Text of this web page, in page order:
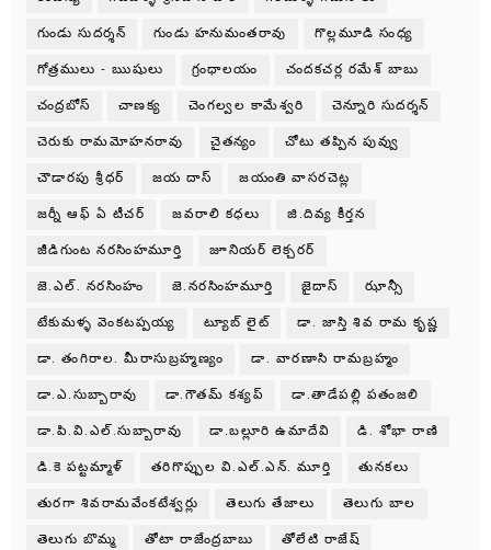
గుండు సుదర్శన్ గుండు హనుమంతరావు గొల్లమూడి సంధ్య
గోత్రములు - ఋషులు గ్రంధాలయం చందకచర్ల రమేశ్ బాబు
చంద్రబోస్ చాణక్య చెంగల్వల కామేశ్వరి చెన్నూరి సుదర్శన్
చెరుకు రామమోహనరావు చైతన్యం చోటు తప్పిన పువ్వు
చౌడారపు శ్రీధర్ జయ దాస్ జయంతి వాసరచెట్ల
జర్నీ ఆఫ్ ఏ టీచర్ జవరాలి కధలు జి.దివ్య కీర్తన
జీడిగుంట నరసింహమూర్తి జూనియర్ లెక్చరర్
జె.ఎల్. నరసింహం జె.నరసింహమూర్తి జైదాస్ ఝాన్సీ
టేకుమళ్ళ వెంకటప్పయ్య ట్యూబ్ లైట్ డా. జాస్తి శివ రామ కృష్ణ
డా. తంగిరాల. మీరాసుబ్రహ్మణ్యం డా. వారణాసి రామబ్రహ్మం
డా.ఎ.సుబ్బారావు డా.గౌతమ్ కశ్యప్ డా.తాడేపల్లి పతంజలి
డా.పి.వి.ఎల్.సుబ్బారావు డా.బల్లూరి ఉమాదేవి డి. శోభా రాణి
డి.కె పట్టమ్మాళ్ తరిగొప్పుల వి.ఎల్.ఎన్. మూర్తి తునకలు
తురగా శివరామవేంకటేశ్వర్లు తెలుగు తేజాలు తెలుగు బాల
తెలుగు బొమ్మ తోటా రాజేంద్రబాబు తోలేటి రాజేష్